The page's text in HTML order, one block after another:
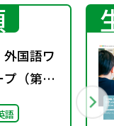
国語ワ
（第12
語